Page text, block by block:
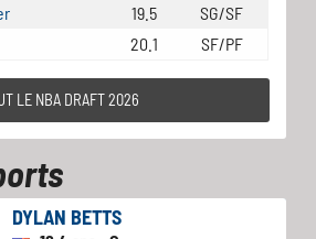
19.5
SG/SF
20.1 SF/PF
LE NBA DRAFT 2026
DYLAN BETTS